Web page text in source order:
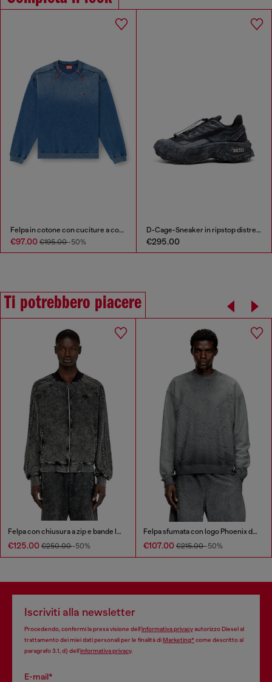
Felpa in cotone con cuciture a contrasto
€97.00 €195.00-50%
D-Cage-Sneaker in ripstop distressed
€295.00
Ti potrebbero piacere
Felpa con chiusura a zip e bande lungo le maniche
€125.00 €250.00-50%
Felpa sfumata con logo Phoenix devoré
€107.00 €215.00-50%
Iscriviti alla newsletter
Procedendo, confermi la presa visione dell’informativa privacyautorizzo Diesel al
trattamento dei miei dati personali per le finalità diMarketing*come descritto al
paragrafo 3.1, d) dell’informativa privacy.
E-mail*